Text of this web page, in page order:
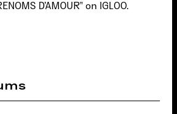
D'AMOUR" on IGLOO.